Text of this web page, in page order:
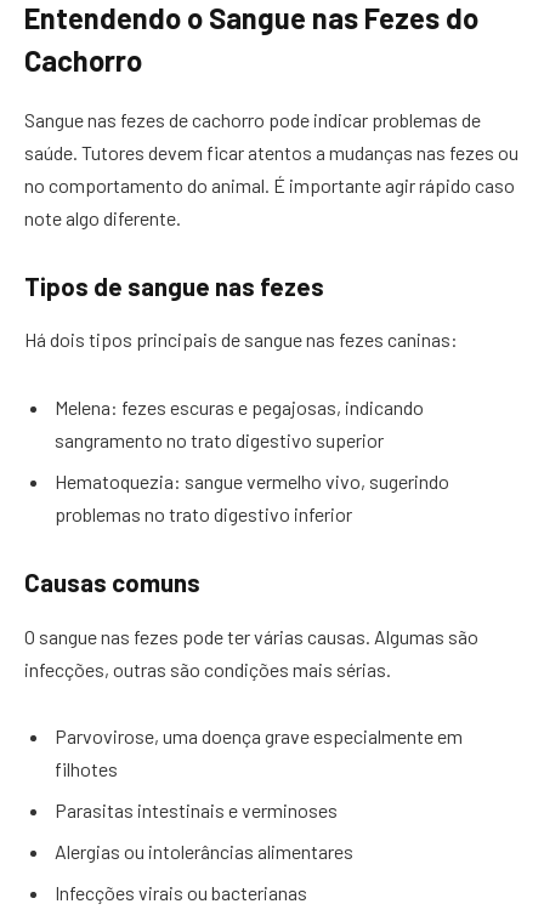
Entendendo o Sangue nas Fezes do
Cachorro
Sangue nas fezes de cachorro pode indicar problemas de
saúde. Tutores devem ficar atentos a mudanças nas fezes ou
no comportamento do animal. É importante agir rápido caso
note algo diferente.
Tipos de sangue nas fezes
Há dois tipos principais de sangue nas fezes caninas:
Melena: fezes escuras e pegajosas, indicando
sangramento no trato digestivo superior
Hematoquezia: sangue vermelho vivo, sugerindo
problemas no trato digestivo inferior
Causas comuns
O sangue nas fezes pode ter várias causas. Algumas são
infecções, outras são condições mais sérias.
Parvovirose, uma doença grave especialmente em
filhotes
Parasitas intestinais e verminoses
Alergias ou intolerâncias alimentares
Infecções virais ou bacterianas